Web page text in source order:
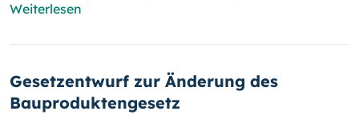
Weiterlesen
Gesetzentwurf zur Änderung des
Bauproduktengesetz